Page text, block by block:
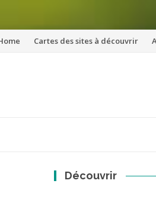
Cartes des sites à découvrir
Découvrir